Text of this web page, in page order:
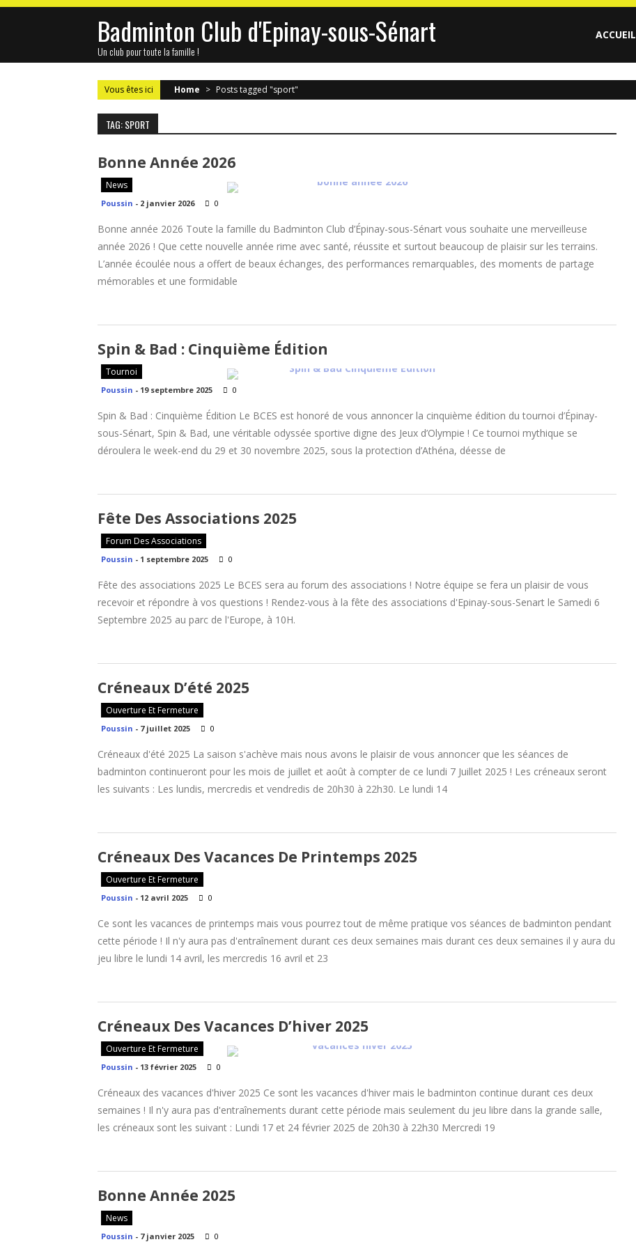
Skip
Badminton Club d'Epinay-sous-Sénart
Un club pour toute la famille !
ACCUEIL
Vous êtes ici Home > Posts tagged "sport"
TAG: SPORT
Bonne Année 2026
News
Poussin - 2 janvier 2026 0
Bonne année 2026 Toute la famille du Badminton Club d’Épinay-sous-Sénart vous souhaite une merveilleuse
année 2026 ! Que cette nouvelle année rime avec santé, réussite et surtout beaucoup de plaisir sur les terrains.
L’année écoulée nous a offert de beaux échanges, des performances remarquables, des moments de partage
mémorables et une formidable
Spin & Bad : Cinquième Édition
Tournoi
Poussin - 19 septembre 2025 0
Spin & Bad : Cinquième Édition Le BCES est honoré de vous annoncer la cinquième édition du tournoi d’Épinay-
sous-Sénart, Spin & Bad, une véritable odyssée sportive digne des Jeux d’Olympie ! Ce tournoi mythique se
déroulera le week-end du 29 et 30 novembre 2025, sous la protection d’Athéna, déesse de
Fête Des Associations 2025
Forum Des Associations
Poussin - 1 septembre 2025 0
Fête des associations 2025 Le BCES sera au forum des associations ! Notre équipe se fera un plaisir de vous
recevoir et répondre à vos questions ! Rendez-vous à la fête des associations d'Epinay-sous-Senart le Samedi 6
Septembre 2025 au parc de l'Europe, à 10H.
Créneaux D’été 2025
Ouverture Et Fermeture
Poussin - 7 juillet 2025 0
Créneaux d'été 2025 La saison s'achève mais nous avons le plaisir de vous annoncer que les séances de
badminton continueront pour les mois de juillet et août à compter de ce lundi 7 Juillet 2025 ! Les créneaux seront
les suivants : Les lundis, mercredis et vendredis de 20h30 à 22h30. Le lundi 14
Créneaux Des Vacances De Printemps 2025
Ouverture Et Fermeture
Poussin - 12 avril 2025 0
Ce sont les vacances de printemps mais vous pourrez tout de même pratique vos séances de badminton pendant
cette période ! Il n'y aura pas d'entraînement durant ces deux semaines mais durant ces deux semaines il y aura du
jeu libre le lundi 14 avril, les mercredis 16 avril et 23
Créneaux Des Vacances D’hiver 2025
Ouverture Et Fermeture
Poussin - 13 février 2025 0
Créneaux des vacances d'hiver 2025 Ce sont les vacances d'hiver mais le badminton continue durant ces deux
semaines ! Il n'y aura pas d'entraînements durant cette période mais seulement du jeu libre dans la grande salle,
les créneaux sont les suivant : Lundi 17 et 24 février 2025 de 20h30 à 22h30 Mercredi 19
Bonne Année 2025
News
Poussin - 7 janvier 2025 0